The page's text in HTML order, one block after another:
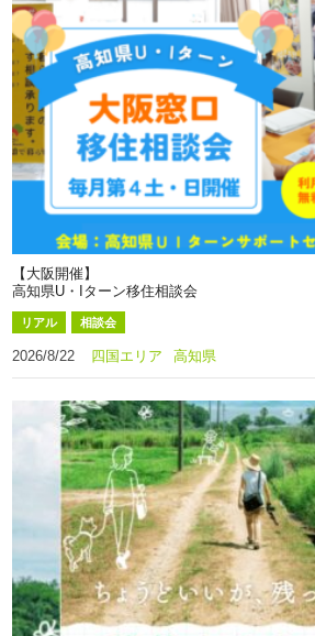
【大阪開催】
高知県U・Iターン移住相談会
リアル 相談会
2026/8/22 四国エリア 高知県